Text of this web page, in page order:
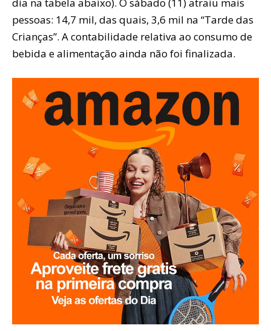
pessoas: 14,7 mil, das quais, 3,6 mil na “Tarde das
Crianças”. A contabilidade relativa ao consumo de
bebida e alimentação ainda não foi finalizada.